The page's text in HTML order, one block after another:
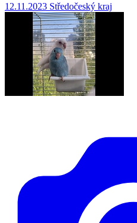
12.11.2023 Středočeský kraj